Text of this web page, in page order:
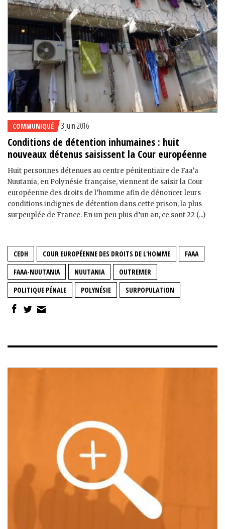
COMMUNIQUÉ 3 juin 2016
Conditions de détention inhumaines : huit
nouveaux détenus saisissent la Cour européenne
Huit personnes détenues au centre pénitentiaire de Faa’a
Nuutania, en Polynésie française, viennent de saisir la Cour
européenne des droits de l’homme afin de dénoncer leurs
conditions indignes de détention dans cette prison, la plus
surpeuplée de France. En un peu plus d’un an, ce sont 22 (...)
CEDH COUR EUROPÉENNE DES DROITS DE L'HOMME
FAAA
FAAA-NUUTANIA
NUUTANIA
OUTREMER
POLITIQUE PÉNALE
POLYNÉSIE SURPOPULATION